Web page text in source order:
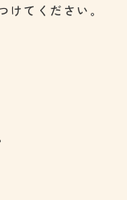
てください。